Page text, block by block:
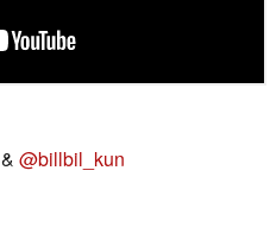
& @billbil_kun